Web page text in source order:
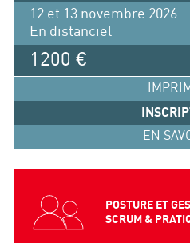
12 et 13 novembre 2026
En distanciel
1200 €
EN
POSTURE ET
SCRUM &